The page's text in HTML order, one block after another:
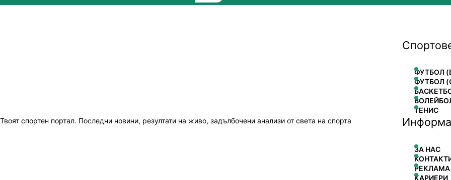
Твоят спортен портал. Последни новини, резултати на живо, задълбочени анализи от света на спорта
ФУТБОЛ
ФУТБОЛ
ТЕНИС
ЗА НАС
РЕКЛАМА
КАРИЕРИ